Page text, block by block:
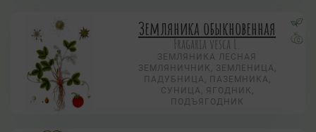
Земляника обыкновенная
Fragaria vesca L.
ЗЕМЛЯНИКА ЛЕСНАЯ
ЗЕМЛЯНИЧНИК, ЗЕМЛЕНИЦА,
ПАДУБНИЦА, ПАЗЕМНИКА,
СУНИЦА, ЯГОДНИК,
ПОДЪЯГОДНИК